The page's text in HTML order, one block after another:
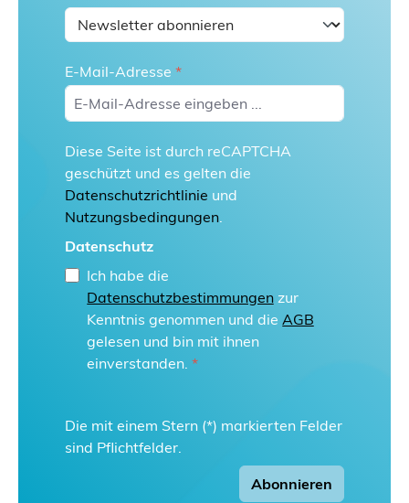
E-Mail-Adresse *
Diese Seite ist durch reCAPTCHA
geschützt und es gelten die
Datenschutzrichtlinie und
Nutzungsbedingungen.
Datenschutz
Ich habe die
Datenschutzbestimmungen zur
Kenntnis genommen und die AGB
gelesen und bin mit ihnen
einverstanden. *
Die mit einem Stern (*) markierten Felder
sind Pflichtfelder.
Abonnieren